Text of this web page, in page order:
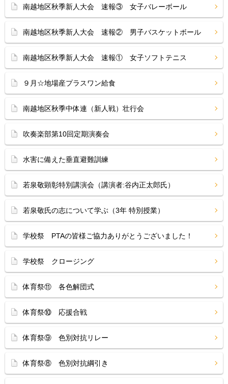
南越地区秋季新人大会 速報③ 女子バレーボール
南越地区秋季新人大会 速報② 男子バスケットボール
南越地区秋季新人大会 速報① 女子ソフトテニス
９月☆地場産プラスワン給食
南越地区秋季中体連（新人戦）壮行会
吹奏楽部第10回定期演奏会
水害に備えた垂直避難訓練
若泉敬顕彰特別講演会（講演者:谷内正太郎氏）
若泉敬氏の志について学ぶ（3年 特別授業）
学校祭 PTAの皆様ご協力ありがとうございました！
学校祭 クロージング
体育祭⑪ 各色解団式
体育祭⑩ 応援合戦
体育祭⑨ 色別対抗リレー
体育祭⑧ 色別対抗綱引き